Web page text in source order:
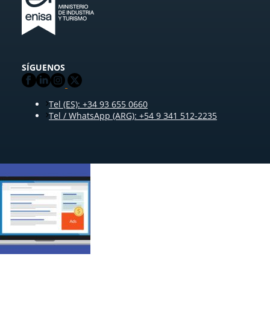
SÍGUENOS
Tel (ES): +34 93 655 0660
Tel / WhatsApp (ARG): +54 9 341 512-2235